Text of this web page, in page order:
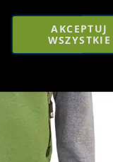
AKCEPTUJ
WSZYSTKIE